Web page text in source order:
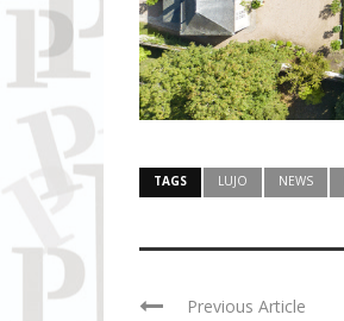
TAGS LUJO NEWS
Previous Article